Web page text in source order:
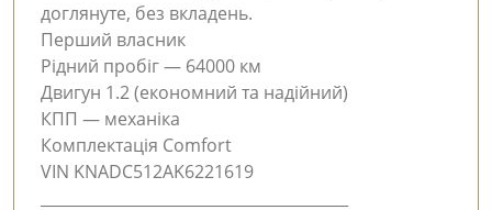
доглянуте, без вкладень.
Перший власник
Рідний пробіг — 64000 км
Двигун 1.2 (економний та надійний)
КПП — механіка
Комплектація Comfort
VIN KNADC512AK6221619